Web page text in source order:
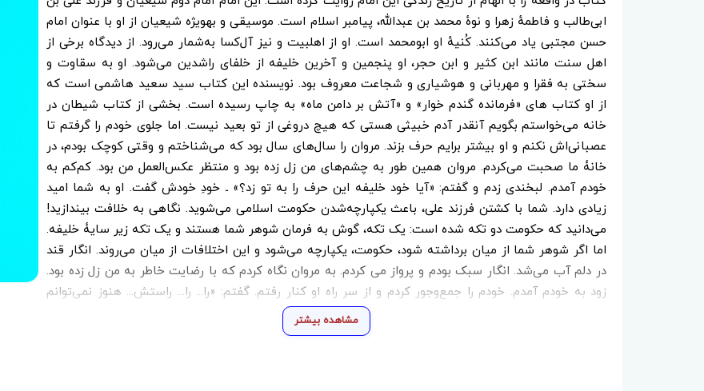
ابی‌طالب و فاطمهٔ زهرا و نوهٔ محمد بن عبدالله، پیامبر اسلام است. موسیقی و بهویژه شیعیان از او با عنوان امام
حسن مجتبی یاد می‌کنند. کُنیهٔ او ابومحمد است. او از اهلبیت و نیز آل‌کسا به‌شمار می‌رود. از دیدگاه برخی از
اهل سنت مانند ابن کثیر و ابن حجر، او پنجمین و آخرین خلیفه از خلفای راشدین می‌شود. او به سقاوت و
سختی به فقرا و مهربانی و هوشیاری و شجاعت معروف بود. نویسنده این کتاب سید سعید هاشمی است که
از او کتاب های «فرمانده گندم خوار» و «آتش بر دامن ماه» به چاپ رسیده است. بخشی از کتاب شیطان در
خانه می‌خواستم بگویم آنقدر آدم خبیثی هستی که هیچ دروغی از تو بعید نیست. اما جلوی خودم را گرفتم تا
عصبانی‌اش نکنم و او بیشتر برایم حرف بزند. مروان را سال‌های سال بود که می‌شناختم و وقتی کوچک بودم، در
خانۀ ما صحبت می‌کردم. مروان همین طور به چشم‌های من زل زده بود و منتظر عکس‌العمل من بود. کم‌کم به
خودم آمدم. لبخندی زدم و گفتم: «آیا خود خلیفه این حرف را به تو زد؟» ـ خودِ خودش گفت. او به شما امید
زیادی دارد. شما با کشتن فرزند علی، باعث یکپارچه‌شدن حکومت اسلامی می‌شوید. نگاهی به خلافت بیندازید!
می‌دانید که حکومت دو تکه شده است: یک تکه، گوش به فرمان شوهر شما هستند و یک تکه زیر سایۀ خلیفه.
اما اگر شوهر شما از میان برداشته شود، حکومت، یکپارچه می‌شود و این اختلافات از میان می‌روند. انگار قند
در دلم آب می‌شد. انگار سبک بودم و پرواز می کردم. به مروان نگاه کردم که با رضایت خاطر به من زل زده بود.
زود به خودم آمدم. خودم را جمع‌وجور کردم و از سر راه او کنار رفتم. گفتم: «را... را... راستش... هنوز نمی‌توانم
تصمیم بگیرم. باید به من فرصت بدهی.» ـ فرصت بانو اما زودتر تصمیمتان را بگیرید. این کار باید هرچه زودتر
مشاهده بیشتر